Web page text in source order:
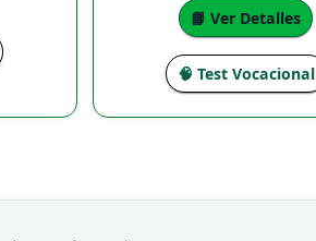
📘 Ver Detalles
🧠 Test Vocacional